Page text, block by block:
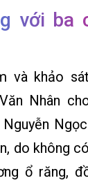
với ba
và khảo
Nhân
do không
ổ răng,